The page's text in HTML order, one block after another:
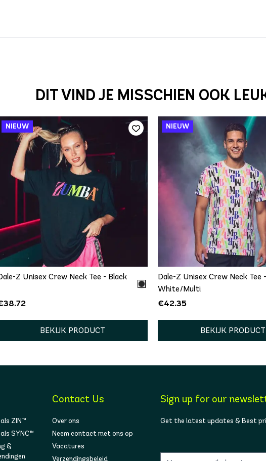
DIT VIND JE MISSCHIEN OOK
SNEL TOEVOEGEN
XS/S XL/XXL
Z Unisex Crew Neck Tee - Black
BEKIJK PRODUCT
SNEL TOEVOEGEN
XS/S M/L XL/
Dale-Z Unisex Crew Neck Tee -
White/Multi
€42.35
BEKIJK PRODUCT
ZIN™
SYNC™
&
Contact Us
Over ons
Neem contact met ons op
Vacatures
Verzendingsbeleid
Sign up for our
Get the latest updates & Best